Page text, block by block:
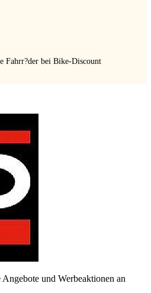
Fahrr?der bei Bike-Discount
und Werbeaktionen an